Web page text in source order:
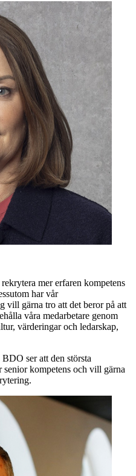
mer erfaren kompetens
har vår
vill gärna tro att det beror på att
våra medarbetare genom
värderingar och ledarskap,
ser att den största
kompetens och vill gärna